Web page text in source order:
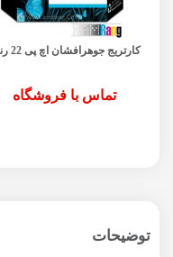
کارتریج جوهرافشان اچ پی 22 رنگی
تماس با فروشگاه
توضیحات